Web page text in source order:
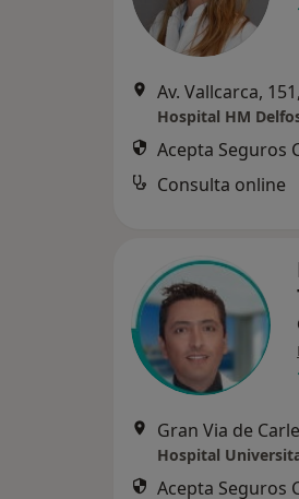
Av. Vallcarca,
Hospital HM
Acepta Seguros
Consulta online
Hospital
Acepta Seguros